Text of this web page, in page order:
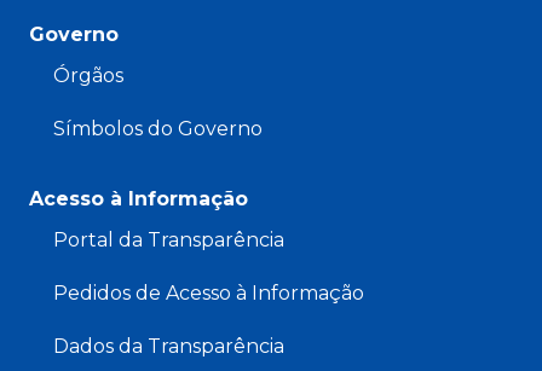
Governo
Órgãos
Símbolos do Governo
Acesso à Informação
Portal da Transparência
Pedidos de Acesso à Informação
Dados da Transparência